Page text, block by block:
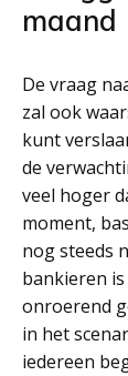
maand
De vraag
zal ook
kunt
de
veel hoger
moment,
nog steeds
bankieren
onroerend
in het
iedereen